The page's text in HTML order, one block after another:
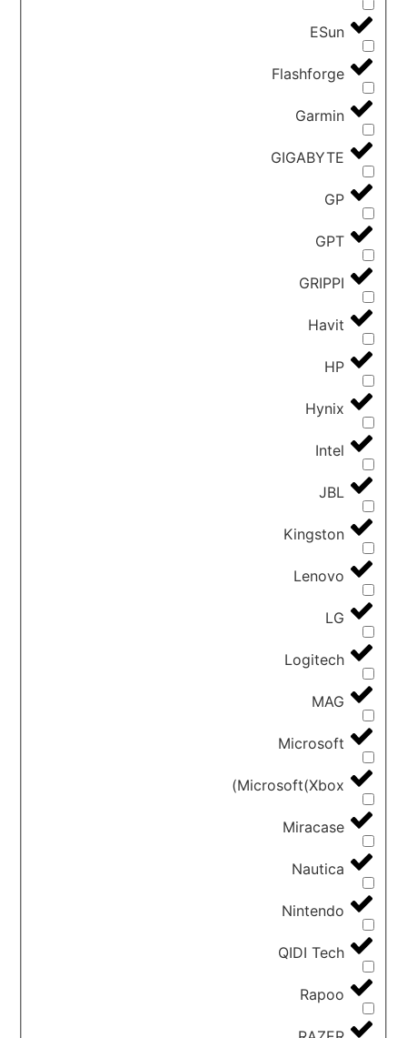
ESun
Flashforge
Garmin
GIGABYTE
GP
GPT
GRIPPI
Havit
HP
Hynix
Intel
JBL
Kingston
Lenovo
LG
Logitech
MAG
Microsoft
Microsoft(Xbox)
Miracase
Nautica
Nintendo
QIDI Tech
Rapoo